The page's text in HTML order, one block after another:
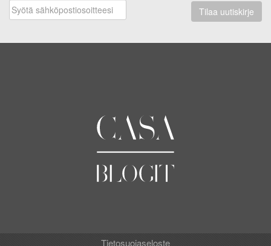
Tilaa uutiskirje
Tietosuojaseloste